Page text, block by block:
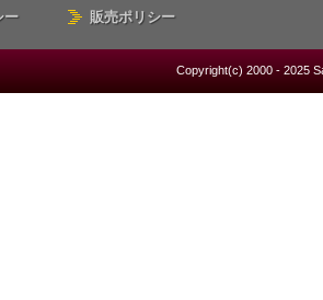
ー 販売ポリシー
Copyright(c) 2000 - 2025